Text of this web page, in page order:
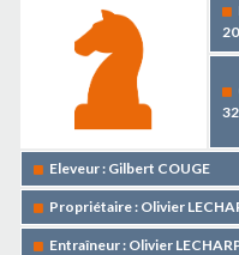
32
Eleveur : Gilbert COUGE
Propriétaire : Olivier
Entraîneur : Olivier